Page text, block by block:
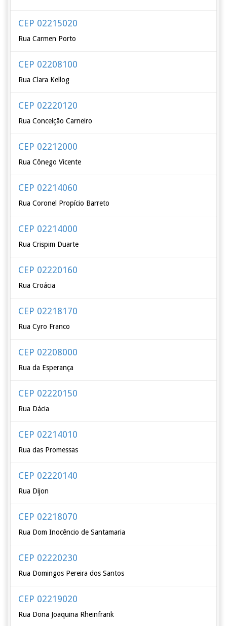
CEP 02215020
Rua Carmen Porto
CEP 02208100
Rua Clara Kellog
CEP 02220120
Rua Conceição Carneiro
CEP 02212000
Rua Cônego Vicente
CEP 02214060
Rua Coronel Propício Barreto
CEP 02214000
Rua Crispim Duarte
CEP 02220160
Rua Croácia
CEP 02218170
Rua Cyro Franco
CEP 02208000
Rua da Esperança
CEP 02220150
Rua Dácia
CEP 02214010
Rua das Promessas
CEP 02220140
Rua Dijon
CEP 02218070
Rua Dom Inocêncio de Santamaria
CEP 02220230
Rua Domingos Pereira dos Santos
CEP 02219020
Rua Dona Joaquina Rheinfrank